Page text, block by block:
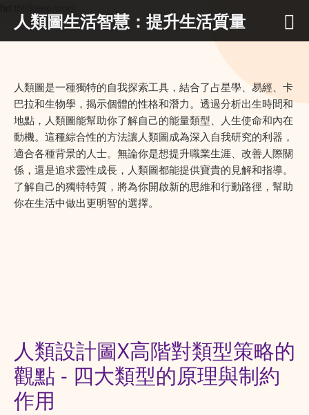
人類圖生活智慧：提升生活質量
人類圖是一種獨特的自我探索工具，結合了占星學、易經、卡
巴拉和生物學，揭示個體的性格和潛力。透過分析出生時間和
地點，人類圖能幫助你了解自己的能量類型、人生使命和內在
動機。這種綜合性的方法讓人類圖成為深入自我研究的利器，
適合各種背景的人士。無論你是想提升職業生涯、改善人際關
係，還是追求靈性成長，人類圖都能提供寶貴的見解和指導。
了解自己的獨特特質，將為你開啟新的思維和行動路徑，幫助
你在生活中做出更明智的選擇。
人類設計圖X高階對類型策略的
觀點 - 四大類型的原理與制約
作用